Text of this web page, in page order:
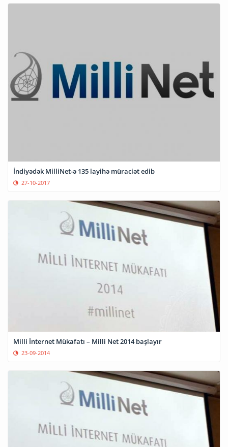
İndiyədək MilliNet-ə 135 layihə müraciət edib
27-10-2017
Milli İnternet Mükafatı – Milli Net 2014 başlayır
23-09-2014